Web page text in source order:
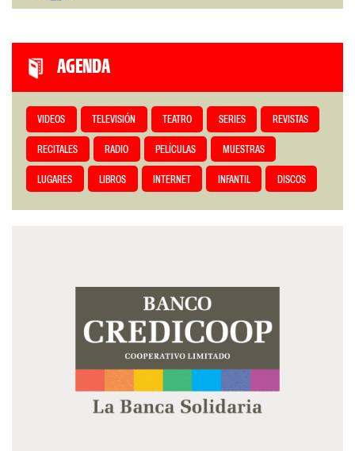
AGENDA
VIDEOS TELEVISIÓN TEATRO SERIES REVISTAS
RECITALES RADIO PELÍCULAS MUESTRAS
LUGARES LIBROS INTERNET INFANTIL DISCOS